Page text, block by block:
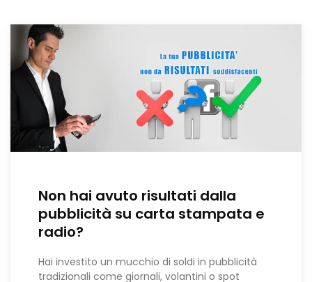
Non hai avuto risultati dalla
pubblicità su carta stampata e
radio?
Hai investito un mucchio di soldi in pubblicità
tradizionali come giornali, volantini o spot